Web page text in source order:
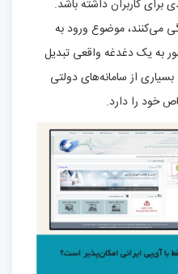
کاربران داشته باشد.
موضوع ورود به
یک دغدغه واقعی تبدیل
از سامانه‌های دولتی
را دارد.